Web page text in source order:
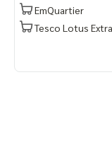
Line :
Wechat : TheRealP
EmQuartier
Tesco Lotus